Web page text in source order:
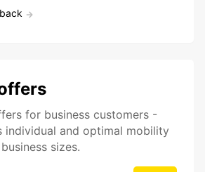
for business customers -
individual and optimal mobility
sizes.